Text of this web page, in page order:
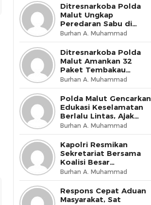
Ditresnarkoba Polda
Malut Ungkap
Peredaran Sabu di
Halmahera Tengah,
Satu Pengedar
Diamankan
Burhan A. Muhammad
Ditresnarkoba Polda
Malut Amankan 32
Paket Tembakau
Sintetis di Ternate
Utara
Burhan A. Muhammad
Polda Malut Gencarkan
Edukasi Keselamatan
Berlalu Lintas, Ajak
Masyarakat Wujudkan
Budaya Tertib di Jalan
Burhan A. Muhammad
Kapolri Resmikan
Sekretariat Bersama
Koalisi Besar
Perjuangan Buruh
Indonesia, Tegaskan
Komitmen Lindungi
Hak Pekerja dan Jaga
Burhan A. Muhammad
Respons Cepat Aduan
Masyarakat, Sat